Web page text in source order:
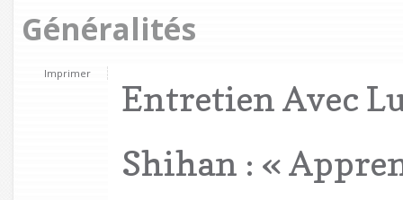
Généralités
Imprimer
Entretien Avec
Shihan : «